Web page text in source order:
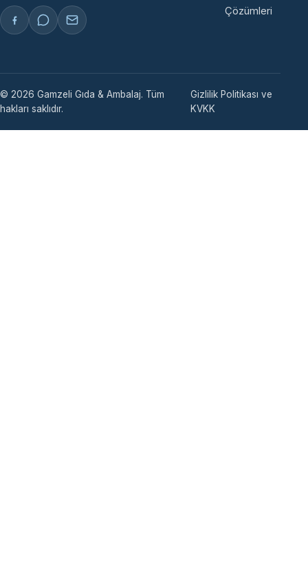
Çözümleri
© 2026 Gamzeli Gıda & Ambalaj. Tüm
hakları saklıdır.
Gizlilik Politikası ve
KVKK